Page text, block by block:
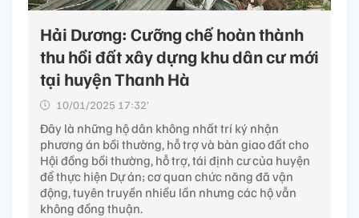
Hải Dương: Cưỡng chế hoàn thành
thu hồi đất xây dựng khu dân cư mới
tại huyện Thanh Hà
10/01/2025 17:32’
Đây là những hộ dân không nhất trí ký nhận
phương án bồi thường, hỗ trợ và bàn giao đất cho
Hội đồng bồi thường, hỗ trợ, tái định cư của huyện
để thực hiện Dự án; cơ quan chức năng đã vận
động, tuyên truyền nhiều lần nhưng các hộ vẫn
không đồng thuận.